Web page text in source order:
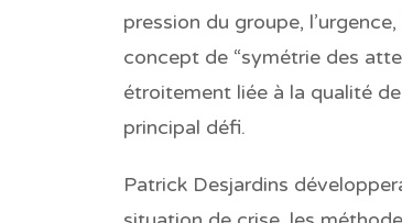
pression du groupe,
concept de “symétrie des
étroitement liée à la qualité
principal défi.
Patrick Desjardins